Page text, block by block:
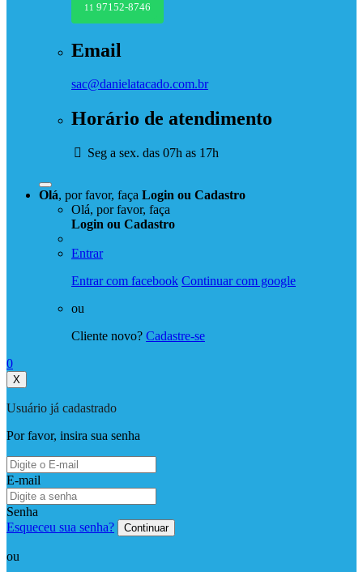
11 97152-8746
Email
sac@danielatacado.com.br
Horário de atendimento
Seg a sex. das 07h as 17h
Olá, por favor, faça Login ou Cadastro
Olá, por favor, faça
Login ou Cadastro
Entrar
Entrar com facebook Continuar com google
ou
Cliente novo? Cadastre-se
0
X
Usuário já cadastrado
Por favor, insira sua senha
E-mail
Senha
Esqueceu sua senha?
Continuar
ou